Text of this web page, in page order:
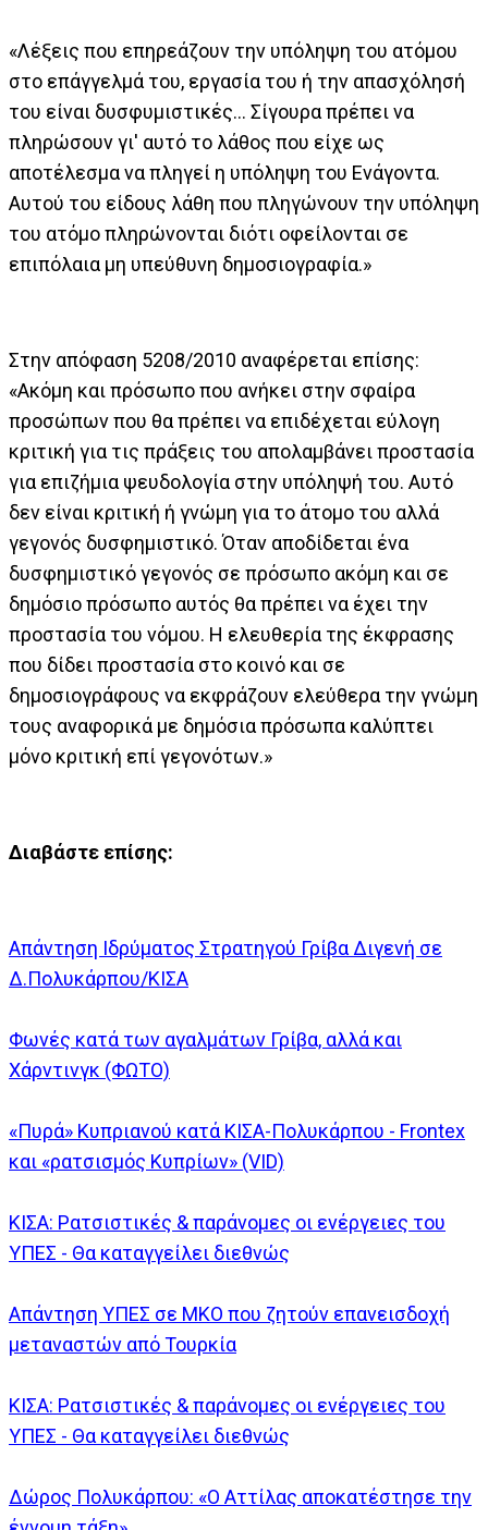
«Λέξεις που επηρεάζουν την υπόληψη του ατόμου
στο επάγγελμά του, εργασία του ή την απασχόλησή
του είναι δυσφυμιστικές... Σίγουρα πρέπει να
πληρώσουν γι' αυτό το λάθος που είχε ως
αποτέλεσμα να πληγεί η υπόληψη του Ενάγοντα.
Αυτού του είδους λάθη που πληγώνουν την υπόληψη
του ατόμο πληρώνονται διότι οφείλονται σε
επιπόλαια μη υπεύθυνη δημοσιογραφία.»
Στην απόφαση 5208/2010 αναφέρεται επίσης:
«Ακόμη και πρόσωπο που ανήκει στην σφαίρα
προσώπων που θα πρέπει να επιδέχεται εύλογη
κριτική για τις πράξεις του απολαμβάνει προστασία
για επιζήμια ψευδολογία στην υπόληψή του. Αυτό
δεν είναι κριτική ή γνώμη για το άτομο του αλλά
γεγονός δυσφημιστικό. Όταν αποδίδεται ένα
δυσφημιστικό γεγονός σε πρόσωπο ακόμη και σε
δημόσιο πρόσωπο αυτός θα πρέπει να έχει την
προστασία του νόμου. Η ελευθερία της έκφρασης
που δίδει προστασία στο κοινό και σε
δημοσιογράφους να εκφράζουν ελεύθερα την γνώμη
τους αναφορικά με δημόσια πρόσωπα καλύπτει
μόνο κριτική επί γεγονότων.»
Διαβάστε επίσης:
Απάντηση Ιδρύματος Στρατηγού Γρίβα Διγενή σε
Δ.Πολυκάρπου/ΚΙΣΑ
Φωνές κατά των αγαλμάτων Γρίβα, αλλά και
Χάρντινγκ (ΦΩΤΟ)
«Πυρά» Κυπριανού κατά ΚΙΣΑ-Πολυκάρπου - Frontex
και «ρατσισμός Κυπρίων» (VID)
ΚΙΣΑ: Ρατσιστικές & παράνομες οι ενέργειες του
ΥΠΕΣ - Θα καταγγείλει διεθνώς
Απάντηση ΥΠΕΣ σε ΜΚΟ που ζητούν επανεισδοχή
μεταναστών από Τουρκία
ΚΙΣΑ: Ρατσιστικές & παράνομες οι ενέργειες του
ΥΠΕΣ - Θα καταγγείλει διεθνώς
Δώρος Πολυκάρπου: «Ο Αττίλας αποκατέστησε την